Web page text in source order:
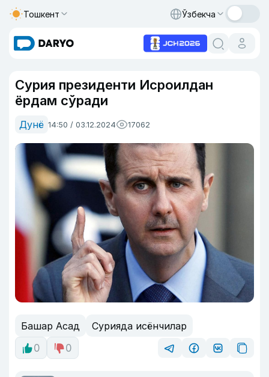
Тошкент Ўзбекча
Сурия президенти Исроилдан
ёрдам сўради
Дунё 14:50 / 03.12.2024 17062
Башар Асад
Сурияда исёнчилар
0
0